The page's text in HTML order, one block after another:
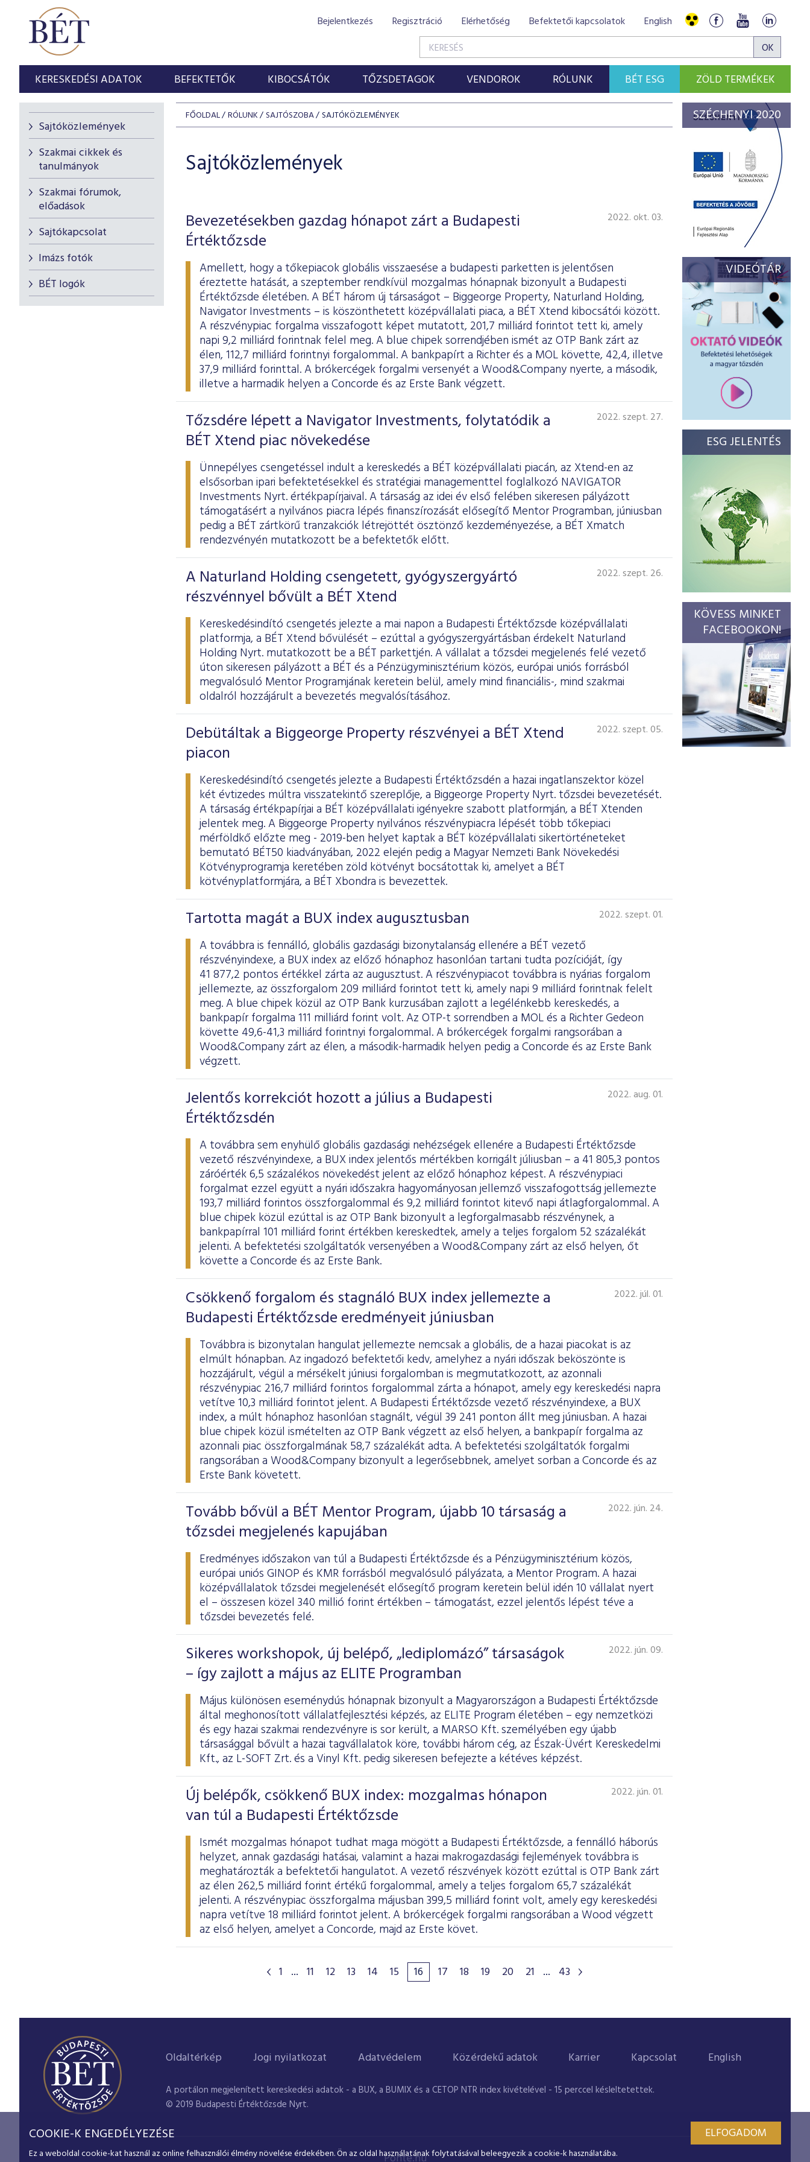
Bejelentkezés Regisztráció Elérhetőség Befektetői kapcsolatok English
KERESKEDÉSI ADATOK BEFEKTETŐK KIBOCSÁTÓK TŐZSDETAGOK VENDOROK RÓLUNK BÉT ESG ZÖLD TERMÉKEK
Sajtóközlemények
Szakmai cikkek és
tanulmányok
Szakmai fórumok,
előadások
Sajtókapcsolat
Imázs fotók
BÉT logók
FŐOLDAL RÓLUNK SAJTÓSZOBA SAJTÓKÖZLEMÉNYEK
Sajtóközlemények
Bevezetésekben gazdag hónapot zárt a Budapesti
Értéktőzsde
2022. okt. 03.
Amellett, hogy a tőkepiacok globális visszaesése a budapesti parketten is jelentősen
éreztette hatását, a szeptember rendkívül mozgalmas hónapnak bizonyult a Budapesti
Értéktőzsde életében. A BÉT három új társaságot – Biggeorge Property, Naturland Holding,
Navigator Investments – is köszönthetett középvállalati piaca, a BÉT Xtend kibocsátói között.
A részvénypiac forgalma visszafogott képet mutatott, 201,7 milliárd forintot tett ki, amely
napi 9,2 milliárd forintnak felel meg. A blue chipek sorrendjében ismét az OTP Bank zárt az
élen, 112,7 milliárd forintnyi forgalommal. A bankpapírt a Richter és a MOL követte, 42,4, illetve
37,9 milliárd forinttal. A brókercégek forgalmi versenyét a Wood&Company nyerte, a második,
illetve a harmadik helyen a Concorde és az Erste Bank végzett.
Tőzsdére lépett a Navigator Investments, folytatódik a
BÉT Xtend piac növekedése
2022. szept. 27.
Ünnepélyes csengetéssel indult a kereskedés a BÉT középvállalati piacán, az Xtend-en az
elsősorban ipari befektetésekkel és stratégiai managementtel foglalkozó NAVIGATOR
Investments Nyrt. értékpapírjaival. A társaság az idei év első felében sikeresen pályázott
támogatásért a nyilvános piacra lépés finanszírozását elősegítő Mentor Programban, júniusban
pedig a BÉT zártkörű tranzakciók létrejöttét ösztönző kezdeményezése, a BÉT Xmatch
rendezvényén mutatkozott be a befektetők előtt.
A Naturland Holding csengetett, gyógyszergyártó
részvénnyel bővült a BÉT Xtend
2022. szept. 26.
Kereskedésindító csengetés jelezte a mai napon a Budapesti Értéktőzsde középvállalati
platformja, a BÉT Xtend bővülését – ezúttal a gyógyszergyártásban érdekelt Naturland
Holding Nyrt. mutatkozott be a BÉT parkettjén. A vállalat a tőzsdei megjelenés felé vezető
úton sikeresen pályázott a BÉT és a Pénzügyminisztérium közös, európai uniós forrásból
megvalósuló Mentor Programjának keretein belül, amely mind financiális-, mind szakmai
oldalról hozzájárult a bevezetés megvalósításához.
Debütáltak a Biggeorge Property részvényei a BÉT Xtend
piacon
2022. szept. 05.
Kereskedésindító csengetés jelezte a Budapesti Értéktőzsdén a hazai ingatlanszektor közel
két évtizedes múltra visszatekintő szereplője, a Biggeorge Property Nyrt. tőzsdei bevezetését.
A társaság értékpapírjai a BÉT középvállalati igényekre szabott platformján, a BÉT Xtenden
jelentek meg. A Biggeorge Property nyilvános részvénypiacra lépését több tőkepiaci
mérföldkő előzte meg - 2019-ben helyet kaptak a BÉT középvállalati sikertörténeteket
bemutató BÉT50 kiadványában, 2022 elején pedig a Magyar Nemzeti Bank Növekedési
Kötvényprogramja keretében zöld kötvényt bocsátottak ki, amelyet a BÉT
kötvényplatformjára, a BÉT Xbondra is bevezettek.
Tartotta magát a BUX index augusztusban 2022. szept. 01.
A továbbra is fennálló, globális gazdasági bizonytalanság ellenére a BÉT vezető
részvényindexe, a BUX index az előző hónaphoz hasonlóan tartani tudta pozícióját, így
41 877,2 pontos értékkel zárta az augusztust. A részvénypiacot továbbra is nyárias forgalom
jellemezte, az összforgalom 209 milliárd forintot tett ki, amely napi 9 milliárd forintnak felelt
meg. A blue chipek közül az OTP Bank kurzusában zajlott a legélénkebb kereskedés, a
bankpapír forgalma 111 milliárd forint volt. Az OTP-t sorrendben a MOL és a Richter Gedeon
követte 49,6-41,3 milliárd forintnyi forgalommal. A brókercégek forgalmi rangsorában a
Wood&Company zárt az élen, a második-harmadik helyen pedig a Concorde és az Erste Bank
végzett.
Jelentős korrekciót hozott a július a Budapesti
Értéktőzsdén
2022. aug. 01.
A továbbra sem enyhülő globális gazdasági nehézségek ellenére a Budapesti Értéktőzsde
vezető részvényindexe, a BUX index jelentős mértékben korrigált júliusban – a 41 805,3 pontos
záróérték 6,5 százalékos növekedést jelent az előző hónaphoz képest. A részvénypiaci
forgalmat ezzel együtt a nyári időszakra hagyományosan jellemző visszafogottság jellemezte
193,7 milliárd forintos összforgalommal és 9,2 milliárd forintot kitevő napi átlagforgalommal. A
blue chipek közül ezúttal is az OTP Bank bizonyult a legforgalmasabb részvénynek, a
bankpapírral 101 milliárd forint értékben kereskedtek, amely a teljes forgalom 52 százalékát
jelenti. A befektetési szolgáltatók versenyében a Wood&Company zárt az első helyen, őt
követte a Concorde és az Erste Bank.
Csökkenő forgalom és stagnáló BUX index jellemezte a
Budapesti Értéktőzsde eredményeit júniusban
2022. júl. 01.
Továbbra is bizonytalan hangulat jellemezte nemcsak a globális, de a hazai piacokat is az
elmúlt hónapban. Az ingadozó befektetői kedv, amelyhez a nyári időszak beköszönte is
hozzájárult, végül a mérsékelt júniusi forgalomban is megmutatkozott, az azonnali
részvénypiac 216,7 milliárd forintos forgalommal zárta a hónapot, amely egy kereskedési napra
vetítve 10,3 milliárd forintot jelent. A Budapesti Értéktőzsde vezető részvényindexe, a BUX
index, a múlt hónaphoz hasonlóan stagnált, végül 39 241 ponton állt meg júniusban. A hazai
blue chipek közül ismételten az OTP Bank végzett az első helyen, a bankpapír forgalma az
azonnali piac összforgalmának 58,7 százalékát adta. A befektetési szolgáltatók forgalmi
rangsorában a Wood&Company bizonyult a legerősebbnek, amelyet sorban a Concorde és az
Erste Bank követett.
Tovább bővül a BÉT Mentor Program, újabb 10 társaság a
tőzsdei megjelenés kapujában
2022. jún. 24.
Eredményes időszakon van túl a Budapesti Értéktőzsde és a Pénzügyminisztérium közös,
európai uniós GINOP és KMR forrásból megvalósuló pályázata, a Mentor Program. A hazai
középvállalatok tőzsdei megjelenését elősegítő program keretein belül idén 10 vállalat nyert
el – összesen közel 340 millió forint értékben – támogatást, ezzel jelentős lépést téve a
tőzsdei bevezetés felé.
Sikeres workshopok, új belépő, „lediplomázó” társaságok
– így zajlott a május az ELITE Programban
2022. jún. 09.
Május különösen eseménydús hónapnak bizonyult a Magyarországon a Budapesti Értéktőzsde
által meghonosított vállalatfejlesztési képzés, az ELITE Program életében – egy nemzetközi
és egy hazai szakmai rendezvényre is sor került, a MARSO Kft. személyében egy újabb
társasággal bővült a hazai tagvállalatok köre, további három cég, az Észak-Üvért Kereskedelmi
Kft., az L-SOFT Zrt. és a Vinyl Kft. pedig sikeresen befejezte a kétéves képzést.
Új belépők, csökkenő BUX index: mozgalmas hónapon
van túl a Budapesti Értéktőzsde
2022. jún. 01.
Ismét mozgalmas hónapot tudhat maga mögött a Budapesti Értéktőzsde, a fennálló háborús
helyzet, annak gazdasági hatásai, valamint a hazai makrogazdasági fejlemények továbbra is
meghatározták a befektetői hangulatot. A vezető részvények között ezúttal is OTP Bank zárt
az élen 262,5 milliárd forint értékű forgalommal, amely a teljes forgalom 65,7 százalékát
jelenti. A részvénypiac összforgalma májusban 399,5 milliárd forint volt, amely egy kereskedési
napra vetítve 18 milliárd forintot jelent. A brókercégek forgalmi rangsorában a Wood végzett
az első helyen, amelyet a Concorde, majd az Erste követ.
1 ... 11 12 13 14 15 16 17 18 19 20 21 ... 43
SZÉCHENYI 2020
VIDEÓTÁR
ESG JELENTÉS
KÖVESS MINKET
FACEBOOKON!
Oldaltérkép Jogi nyilatkozat Adatvédelem Közérdekű adatok Karrier Kapcsolat English
A portálon megjelenített kereskedési adatok - a BUX, a BUMIX és a CETOP NTR index kivételével - 15 perccel késleltetettek.
© 2019 Budapesti Értéktőzsde Nyrt.
COOKIE-K ENGEDÉLYEZÉSE
Ez a weboldal cookie-kat használ az online felhasználói élmény növelése érdekében. Ön az oldal használatának folytatásával beleegyezik a cookie-k használatába.
ELFOGADOM